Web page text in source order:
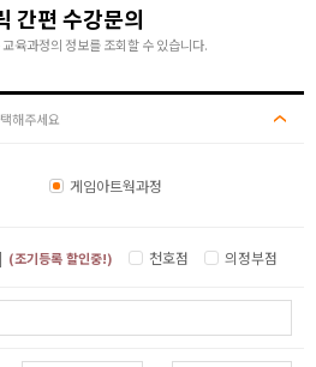
간편 수강문의
육과정의 정보를 조회할 수 있습니다.
해주세요
게임아트웍과정
(조기등록 할인중!) 천호점 의정부점